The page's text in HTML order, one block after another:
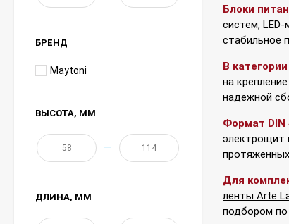
Блоки
систем,
стабильное
В
на
надежной
Формат DIN
электрощит
Для
ленты Arte
подбором по
БРЕНД
Maytoni
ВЫСОТА, ММ
—
ДЛИНА, ММ